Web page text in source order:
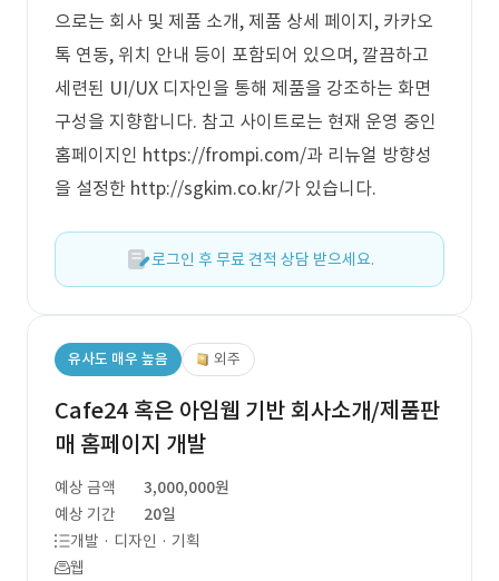
으로는 회사 및 제품 소개, 제품 상세 페이지, 카카오
톡 연동, 위치 안내 등이 포함되어 있으며, 깔끔하고
세련된 UI/UX 디자인을 통해 제품을 강조하는 화면
구성을 지향합니다. 참고 사이트로는 현재 운영 중인
홈페이지인 https://frompi.com/과 리뉴얼 방향성
을 설정한 http://sgkim.co.kr/가 있습니다.
로그인 후 무료 견적 상담 받으세요.
유사도 매우 높음 외주
Cafe24 혹은 아임웹 기반 회사소개/제품판
매 홈페이지 개발
예상 금액
3,000,000원
예상 기간
20일
개발 · 디자인 · 기획
웹